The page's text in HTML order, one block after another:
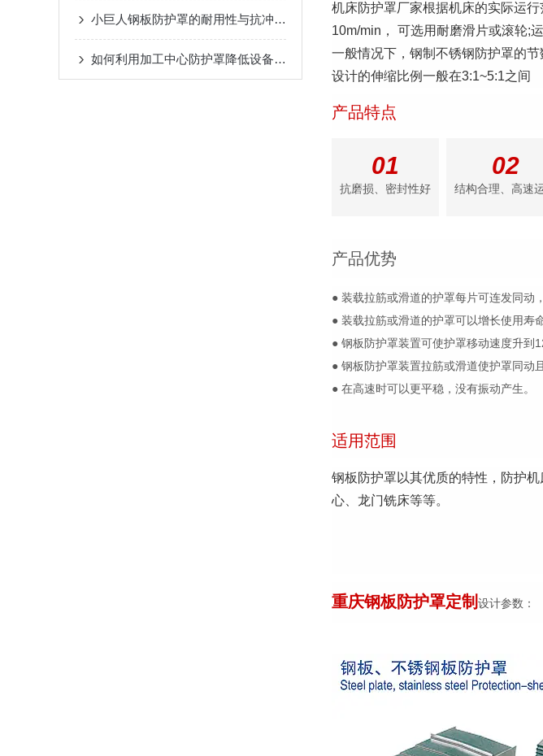
小巨人钢板防护罩的耐用性与抗冲击性能分析
如何利用加工中心防护罩降低设备损耗？
机床防护罩厂家根据机床的实际运
10m/min， 可选用耐磨滑片或滚轮;
一般情况下，钢制不锈钢防护罩的
设计的伸缩比例一般在3:1~5:1之间
产品特点
01
抗磨损、密封性好
02
结构合理、高速
产品优势
● 装载拉筋或滑道的护罩每片可连发同动
● 装载拉筋或滑道的护罩可以增长使用寿命
● 钢板防护罩装置可使护罩移动速度升到
● 钢板防护罩装置拉筋或滑道使护罩同动
● 在高速时可以更平稳，没有振动产生。
适用范围
钢板防护罩以其优质的特性，防护
心、龙门铣床等等。
重庆钢板防护罩定制 设计参数：